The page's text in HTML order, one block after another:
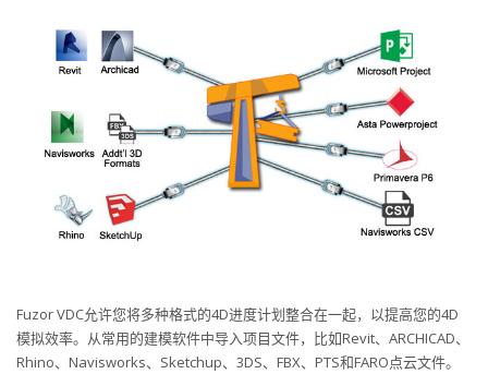
Fuzor VDC允许您将多种格式的4D进度计划整合在一起，以提高您的4D
模拟效率。从常用的建模软件中导入项目文件，比如Revit、ARCHICAD、
Rhino、Navisworks、Sketchup、3DS、FBX、PTS和FARO点云文件。